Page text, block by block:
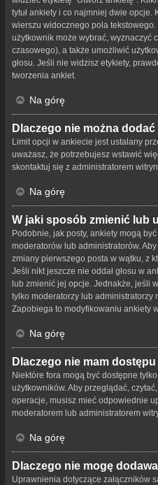
tytuł ankiety i co najmniej dwie
wierszu widocznego pola
użytkownik może wybrać, wyznaczyć
czasowego), a także umożliwić
głosu. Jeśli nie widzisz etykiety,
tworzenia ankiet.
Na górę
Dlaczego nie można
Limit opcji w ankiecie jest ustalany
uważasz, że potrzebujesz wstawić
skontaktuj się z administratorem
Na górę
W jaki sposób zmienić lub
Podobnie, jak posty, ankiety mogą
moderatorów lub administratorów.
zmiany pierwszego posta w wątku, z
Jeśli nikt jeszcze nie oddał głosu w
lub zmienić jej opcje. Jednakże, jeśli
tylko moderatorzy lub administratorzy
Zapobiega to modyfikowaniu ankiety
Na górę
Dlaczego nie mam
Niektóre fora mogą być dostępne
użytkowników. Aby przeglądać,
operacje, musisz mieć odpowiednie
moderatorem lub administratorem
Na górę
Dlaczego nie mogę
Uprawnienia dotyczące załączników